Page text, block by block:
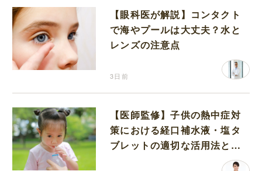
【眼科医が解説】コンタクト
で海やプールは大丈夫？水と
レンズの注意点
3日前
【医師監修】子供の熱中症対
策における経口補水液・塩タ
ブレットの適切な活用法と水